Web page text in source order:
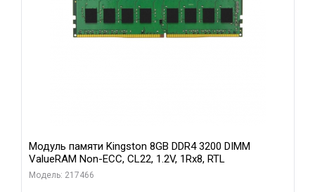
Модуль памяти Kingston 8GB DDR4 3200 DIMM
ValueRAM Non-ECC, CL22, 1.2V, 1Rx8, RTL
Модель: 217466